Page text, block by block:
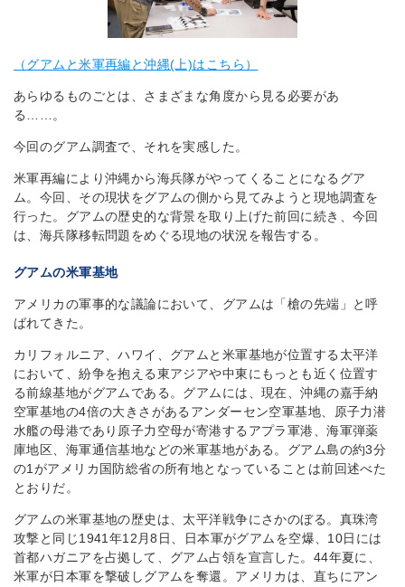
（グアムと米軍再編と沖縄(上)はこちら）
あらゆるものごとは、さまざまな角度から見る必要があ
る……。
今回のグアム調査で、それを実感した。
米軍再編により沖縄から海兵隊がやってくることになるグア
ム。今回、その現状をグアムの側から見てみようと現地調査を
行った。グアムの歴史的な背景を取り上げた前回に続き、今回
は、海兵隊移転問題をめぐる現地の状況を報告する。
グアムの米軍基地
アメリカの軍事的な議論において、グアムは「槍の先端」と呼
ばれてきた。
カリフォルニア、ハワイ、グアムと米軍基地が位置する太平洋
において、紛争を抱える東アジアや中東にもっとも近く位置す
る前線基地がグアムである。グアムには、現在、沖縄の嘉手納
空軍基地の4倍の大きさがあるアンダーセン空軍基地、原子力潜
水艦の母港であり原子力空母が寄港するアプラ軍港、海軍弾薬
庫地区、海軍通信基地などの米軍基地がある。グアム島の約3分
の1がアメリカ国防総省の所有地となっていることは前回述べた
とおりだ。
グアムの米軍基地の歴史は、太平洋戦争にさかのぼる。真珠湾
攻撃と同じ1941年12月8日、日本軍がグアムを空爆、10日には
首都ハガニアを占拠して、グアム占領を宣言した。44年夏に、
米軍が日本軍を撃破しグアムを奪還。アメリカは、直ちにアン